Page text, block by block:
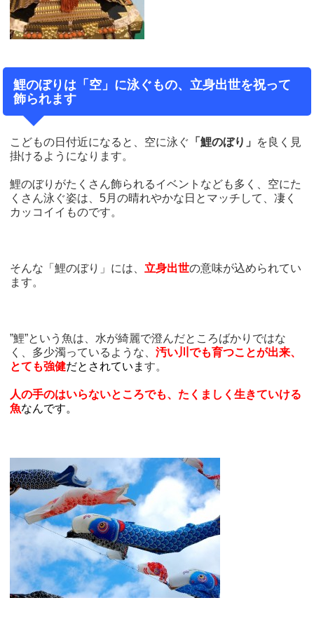
鯉のぼりは「空」に泳ぐもの、立身出世を祝って
飾られます
こどもの日付近になると、空に泳ぐ 「鯉のぼり」 を良く見
掛けるようになります。
鯉のぼりがたくさん飾られるイベントなども多く、空にた
くさん泳ぐ姿は、5月の晴れやかな日とマッチして、凄く
カッコイイものです。
そんな「鯉のぼり」には、 立身出世の意味が込められてい
ます。
”鯉”という魚は、水が綺麗で澄んだところばかりではな
く、多少濁っているような、汚い川でも育つことが出来、
とても強健だとされています。
人の手のはいらないところでも、たくましく生きていける
魚なんです。